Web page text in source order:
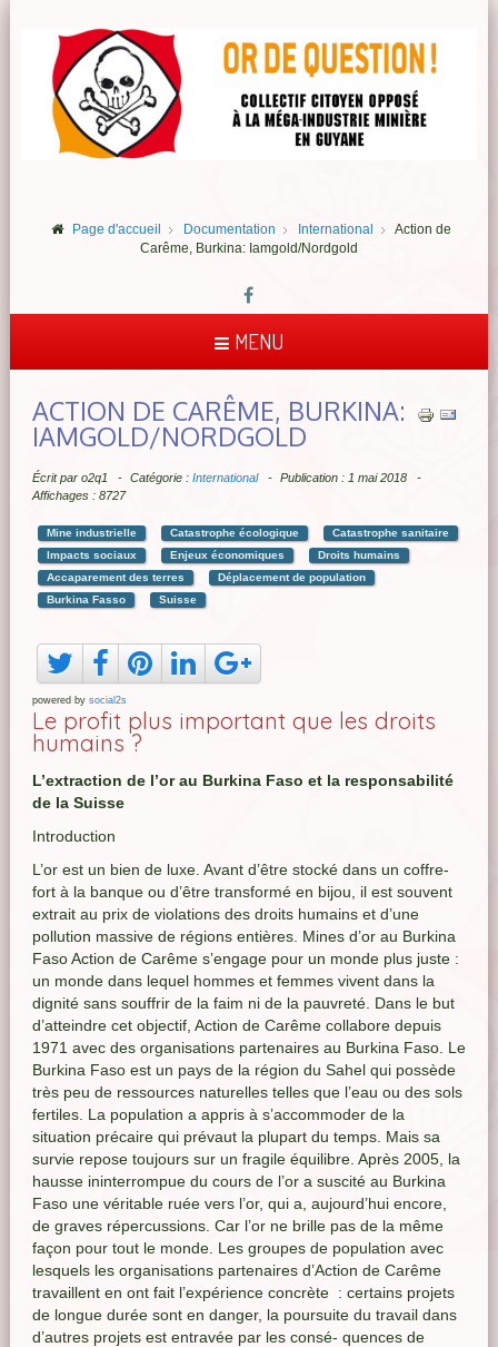
Page d'accueil Documentation International
Action de
Carême, Burkina: Iamgold/Nordgold
MENU
ACTION DE CARÊME, BURKINA:
IAMGOLD/NORDGOLD
Écrit par o2q1 Catégorie : International
Publication : 1 mai 2018
Affichages : 8727
Mine industrielle Catastrophe écologique
Catastrophe sanitaire
Impacts sociaux
Enjeux économiques
Droits humains
Accaparement des terres
Déplacement de population
Burkina Fasso
Suisse
powered by social2s
Le profit plus important que les droits
humains ?
L’extraction de l’or au Burkina Faso et la responsabilité
de la Suisse
Introduction
L’or est un bien de luxe. Avant d’être stocké dans un coffre-
fort à la banque ou d’être transformé en bijou, il est souvent
extrait au prix de violations des droits humains et d’une
pollution massive de régions entières. Mines d’or au Burkina
Faso Action de Carême s’engage pour un monde plus juste :
un monde dans lequel hommes et femmes vivent dans la
dignité sans souffrir de la faim ni de la pauvreté. Dans le but
d’atteindre cet objectif, Action de Carême collabore depuis
1971 avec des organisations partenaires au Burkina Faso. Le
Burkina Faso est un pays de la région du Sahel qui possède
très peu de ressources naturelles telles que l’eau ou des sols
fertiles. La population a appris à s’accommoder de la
situation précaire qui prévaut la plupart du temps. Mais sa
survie repose toujours sur un fragile équilibre. Après 2005, la
hausse ininterrompue du cours de l’or a suscité au Burkina
Faso une véritable ruée vers l’or, qui a, aujourd’hui encore,
de graves répercussions. Car l’or ne brille pas de la même
façon pour tout le monde. Les groupes de population avec
lesquels les organisations partenaires d’Action de Carême
travaillent en ont fait l’expérience concrète : certains projets
de longue durée sont en danger, la poursuite du travail dans
d’autres projets est entravée par les consé- quences de